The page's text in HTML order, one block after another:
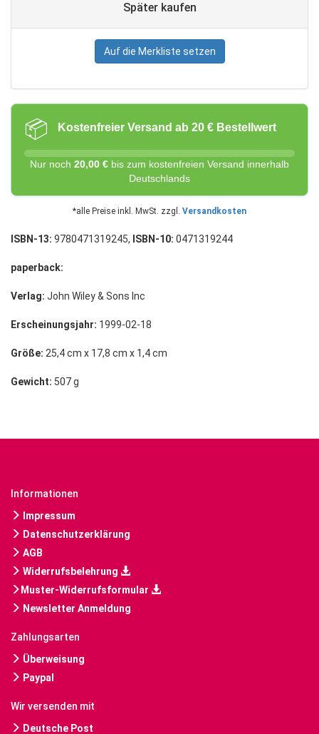
Später kaufen
Auf die Merkliste setzen
📦 Kostenfreier Versand ab 20 € Bestellwert
Nur noch 20,00 € bis zum kostenfreien Versand innerhalb
Deutschlands
*alle Preise inkl. MwSt. zzgl. Versandkosten
ISBN-13: 9780471319245, ISBN-10: 0471319244
paperback:
Verlag: John Wiley & Sons Inc
Erscheinungsjahr: 1999-02-18
Größe: 25,4 cm x 17,8 cm x 1,4 cm
Gewicht: 507 g
Informationen
Impressum
Datenschutzerklärung
AGB
Widerrufsbelehrung
Muster-Widerrufsformular
Newsletter Anmeldung
Zahlungsarten
Überweisung
Paypal
Wir versenden mit
Deutsche Post